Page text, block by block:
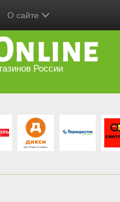
О сайте
России